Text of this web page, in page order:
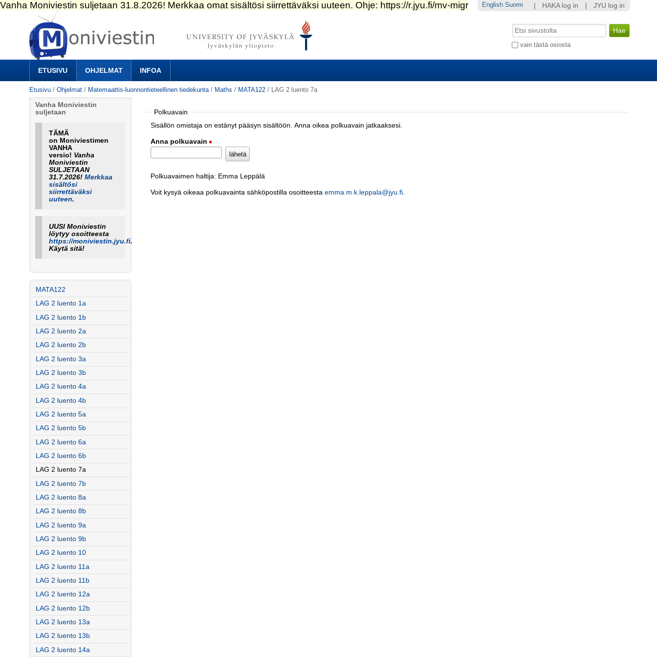
Siirry
sisältöön.
|
Siirry
navigointiin
ETUSIVU OHJELMAT INFOA
Hae
vain tästä osiosta
Laajennettu
Etusivu /Ohjelmat / Matemaattis-luonnontieteellinen tiedekunta / Maths / MATA122 / LAG 2 luento 7a
Polkuavain
Sisällön omistaja on estänyt pääsyn sisältöön. Anna oikea polkuavain jatkaaksesi.
Anna polkuavain
Polkuavaimen haltija: Emma Leppälä
Voit kysyä oikeaa polkuavainta sähköpostilla osoitteestaemma.m.k.leppala@jyu.fi.
Vanha Moniviestin
suljetaan
TÄMÄ
on Moniviestimen
VANHA
versio! Vanha
Moniviestin
SULJETAAN
31.7.2026! Merkkaa
sisältösi
siirrettäväksi
uuteen.
UUSI Moniviestin
löytyy osoitteesta
https://moniviestin.jyu.fi.
Käytä sitä!
MATA122
LAG 2 luento 1a
LAG 2 luento 1b
LAG 2 luento 2a
LAG 2 luento 2b
LAG 2 luento 3a
LAG 2 luento 3b
LAG 2 luento 4a
LAG 2 luento 4b
LAG 2 luento 5a
LAG 2 luento 5b
LAG 2 luento 6a
LAG 2 luento 6b
LAG 2 luento 7a
LAG 2 luento 7b
LAG 2 luento 8a
LAG 2 luento 8b
LAG 2 luento 9a
LAG 2 luento 9b
LAG 2 luento 10
LAG 2 luento 11a
LAG 2 luento 11b
LAG 2 luento 12a
LAG 2 luento 12b
LAG 2 luento 13a
LAG 2 luento 13b
LAG 2 luento 14a
HAKA log in JYU log in
English Suomi